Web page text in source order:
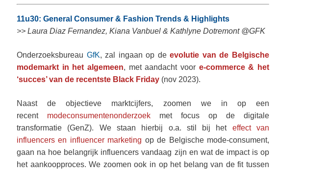
11u30: General Consumer & Fashion Trends & Highlights
>> Laura Diaz Fernandez, Kiana Vanbuel & Kathlyne Dotremont @GFK
Onderzoeksbureau GfK, zal ingaan op deevolutie van de Belgische
modemarkt in het algemeen, met aandacht voor e-commerce & het
‘succes’ van de recentste Black Friday (nov 2023).
Naast de objectieve marktcijfers, zoomen we in op een
recent modeconsumentenonderzoek
met focus op de digitale
transformatie (GenZ). We staan hierbij o.a. stil bij heteffect van
influencers en influencer marketing op de Belgische mode-consument,
gaan na hoe belangrijk influencers vandaag zijn en wat de impact is op
het aankoopproces. We zoomen ook in op het belang van de fit tussen